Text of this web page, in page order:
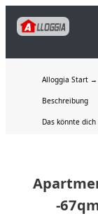
Alloggia Start →
Beschreibung
Das könnte
-